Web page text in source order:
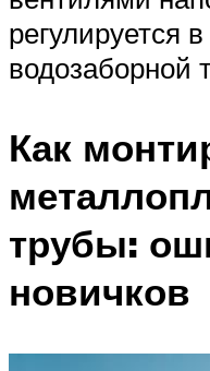
регулируется
водозаборной
Как
трубы:
новичков